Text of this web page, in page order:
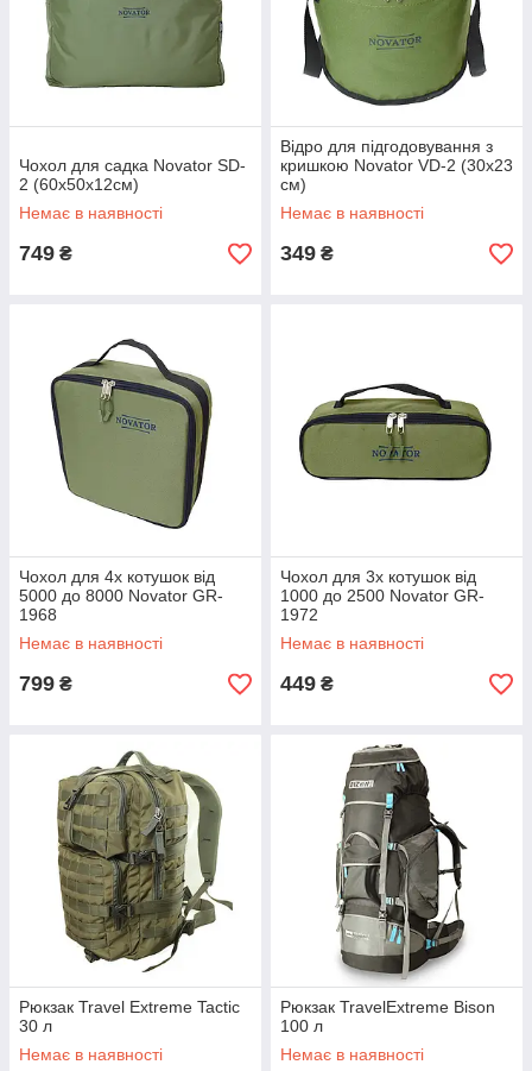
Чохол для садка Novator SD-
2 (60х50х12см)
Немає в наявності
749 ₴
Відро для підгодовування з
кришкою Novator VD-2 (30x23
см)
Немає в наявності
349 ₴
Чохол для 4х котушок від
5000 до 8000 Novator GR-
1968
Немає в наявності
799 ₴
Чохол для 3х котушок від
1000 до 2500 Novator GR-
1972
Немає в наявності
449 ₴
Рюкзак Travel Extreme Tactic
30 л
Немає в наявності
Рюкзак TravelExtreme Bison
100 л
Немає в наявності